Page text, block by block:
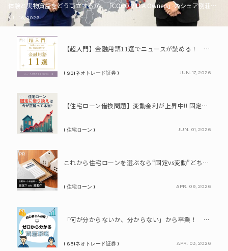
体験と実物資産をどう両立するか。「COCO VILLA Owners」のシェア別荘とい
JUL. 16, 2026
PR
【超入門】金融用語11選でニュースが読める！ 知識ゼロからの賢い資産の育て方
( SBIネオトレード証券 ) JUN. 17, 2026
【住宅ローン借換問題】変動金利が上昇中!! 固定に借り換えるなら今が正解って本当? シミュレーションで比較してみよう
( 住宅ローン ) JUN. 01, 2026
PR
これから住宅ローンを選ぶなら“固定vs変動”どちらが正解? 9割が利用したいと答えた「いま決めなくてもいい」ローンとは!?
( 住宅ローン ) APR. 09, 2026
PR
「何が分からないか、分からない」から卒業！ SBIネオトレード証券で学ぶ、はじめての資産形成
( SBIネオトレード証券 ) APR. 03, 2026